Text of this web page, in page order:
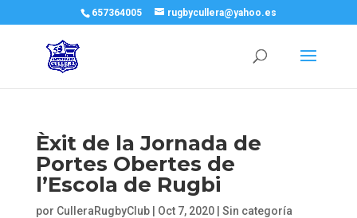
657364005 rugbycullera@yahoo.es
Èxit de la Jornada de
Portes Obertes de
l’Escola de Rugbi
por CulleraRugbyClub| Oct 7, 2020| Sin categoría